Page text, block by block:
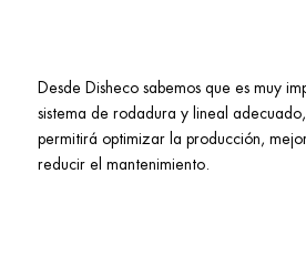
Desde Disheco sabemos que es muy
sistema de rodadura y lineal
permitirá optimizar la producción,
reducir el mantenimiento.